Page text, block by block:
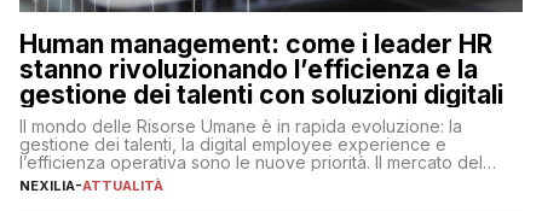
Human management: come i leader HR
stanno rivoluzionando l’efficienza e la
gestione dei talenti con soluzioni digitali
Il mondo delle Risorse Umane è in rapida evoluzione: la
gestione dei talenti, la digital employee experience e
l’efficienza operativa sono le nuove priorità. Il mercato del
lavoro, d’altra parte, è sempre più competitivo con una lotta
NEXILIA-ATTUALITÀ